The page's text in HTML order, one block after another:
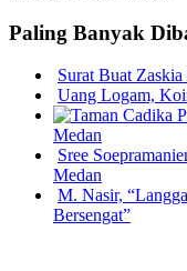
Paling Banyak
Surat Buat
Uang Logam,
Medan
Sree
Medan
M. Nasir,
Bersengat”